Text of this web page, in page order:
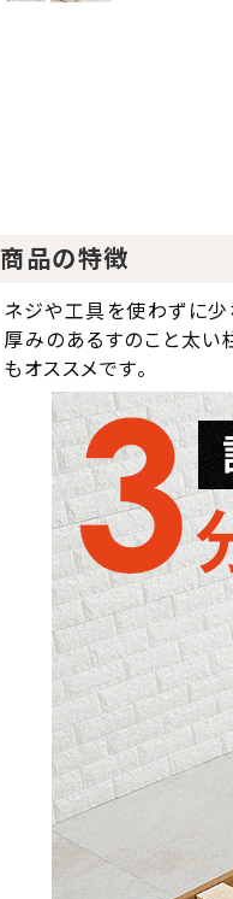
商品の特徴
ネジや工具を使わずに
厚みのあるすのこと太い
もオススメです。